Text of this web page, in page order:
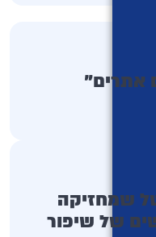
אתרים"
שמחזיקה
של שיפור